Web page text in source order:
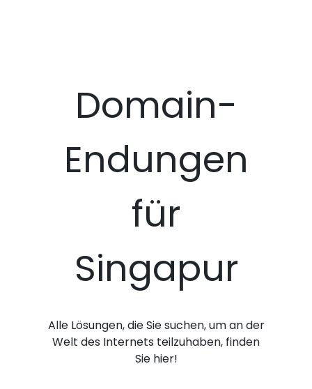
Domain-
Endungen
für
Singapur
Alle Lösungen, die Sie suchen, um an der
Welt des Internets teilzuhaben, finden
Sie hier!